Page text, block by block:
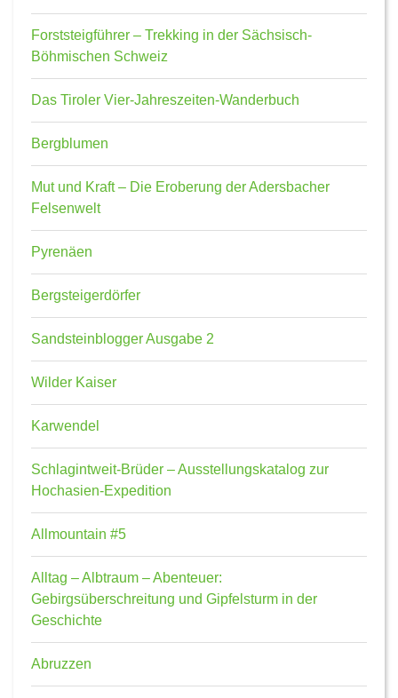
Forststeigführer – Trekking in der Sächsisch-
Böhmischen Schweiz
Das Tiroler Vier-Jahreszeiten-Wanderbuch
Bergblumen
Mut und Kraft – Die Eroberung der Adersbacher
Felsenwelt
Pyrenäen
Bergsteigerdörfer
Sandsteinblogger Ausgabe 2
Wilder Kaiser
Karwendel
Schlagintweit-Brüder – Ausstellungskatalog zur
Hochasien-Expedition
Allmountain #5
Alltag – Albtraum – Abenteuer:
Gebirgsüberschreitung und Gipfelsturm in der
Geschichte
Abruzzen